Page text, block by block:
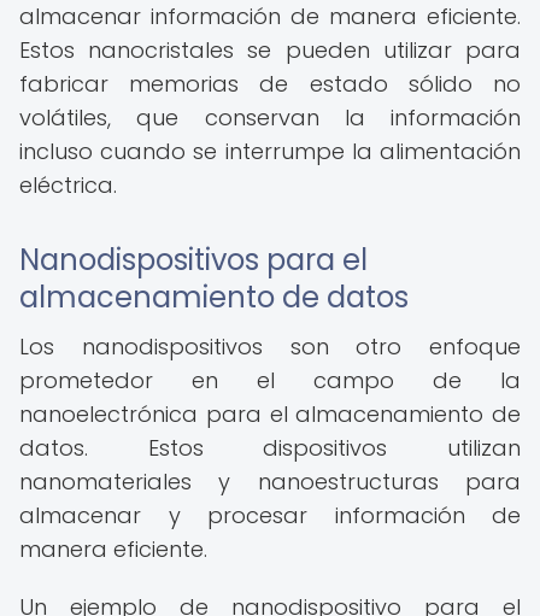
almacenar información de manera eficiente.
Estos nanocristales se pueden utilizar para
fabricar memorias de estado sólido no
volátiles, que conservan la información
incluso cuando se interrumpe la alimentación
eléctrica.
Nanodispositivos para el
almacenamiento de datos
Los nanodispositivos son otro enfoque
prometedor en el campo de la
nanoelectrónica para el almacenamiento de
datos. Estos dispositivos utilizan
nanomateriales y nanoestructuras para
almacenar y procesar información de
manera eficiente.
Un ejemplo de nanodispositivo para el